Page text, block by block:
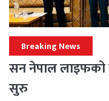
Breaking News
सन नेपाल लाइफको
सुरु